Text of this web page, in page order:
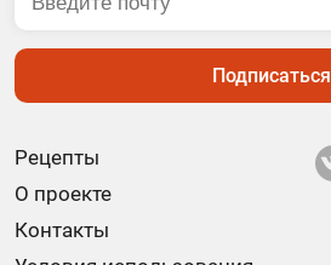
Рецепты
О проекте
Контакты
Подписаться